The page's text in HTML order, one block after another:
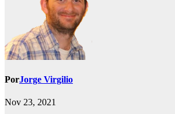
PorJorge Virgilio
Nov 23, 2021